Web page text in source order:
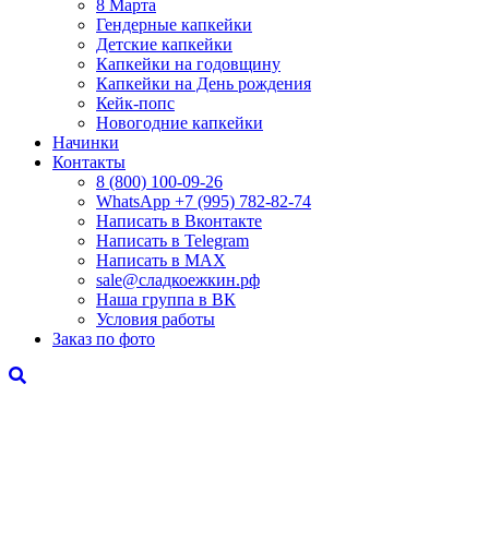
8 Марта
Гендерные капкейки
Детские капкейки
Капкейки на годовщину
Капкейки на День рождения
Кейк-попс
Новогодние капкейки
Начинки
Контакты
8 (800) 100-09-26
WhatsApp +7 (995) 782-82-74
Написать в Вконтакте
Написать в Telegram
Написать в MAX
sale@сладкоежкин.рф
Наша группа в ВК
Условия работы
Заказ по фото